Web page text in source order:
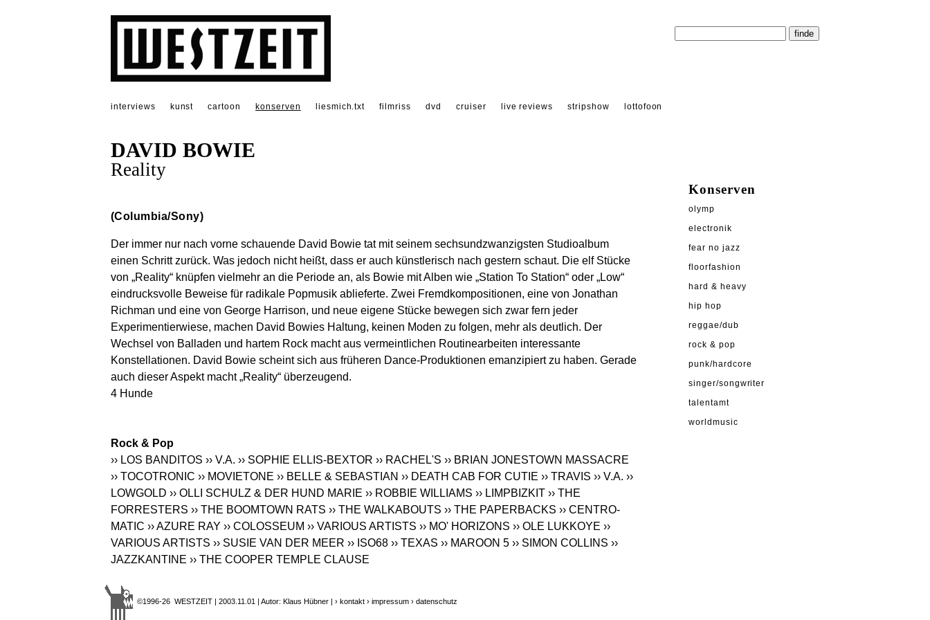
interviews kunst cartoon konserven liesmich.txt filmriss dvd cruiser live reviews stripshow lottofoon
DAVID BOWIE
Reality
(Columbia/Sony)
Der immer nur nach vorne schauende David Bowie tat mit seinem sechsundzwanzigsten Studioalbum
einen Schritt zurück. Was jedoch nicht heißt, dass er auch künstlerisch nach gestern schaut. Die elf Stücke
von „Reality“ knüpfen vielmehr an die Periode an, als Bowie mit Alben wie „Station To Station“ oder „Low“
eindrucksvolle Beweise für radikale Popmusik ablieferte. Zwei Fremdkompositionen, eine von Jonathan
Richman und eine von George Harrison, und neue eigene Stücke bewegen sich zwar fern jeder
Experimentierwiese, machen David Bowies Haltung, keinen Moden zu folgen, mehr als deutlich. Der
Wechsel von Balladen und hartem Rock macht aus vermeintlichen Routinearbeiten interessante
Konstellationen. David Bowie scheint sich aus früheren Dance-Produktionen emanzipiert zu haben. Gerade
auch dieser Aspekt macht „Reality“ überzeugend.
4 Hunde
Rock & Pop
›› LOS BANDITOS ›› V.A. ›› SOPHIE ELLIS-BEXTOR ›› RACHEL'S ›› BRIAN JONESTOWN MASSACRE
›› TOCOTRONIC ›› MOVIETONE ›› BELLE & SEBASTIAN ›› DEATH CAB FOR CUTIE ›› TRAVIS ›› V.A. ››
LOWGOLD ›› OLLI SCHULZ & DER HUND MARIE ›› ROBBIE WILLIAMS ›› LIMPBIZKIT ›› THE
FORRESTERS ›› THE BOOMTOWN RATS ›› THE WALKABOUTS ›› THE PAPERBACKS ›› CENTRO-
MATIC ›› AZURE RAY ›› COLOSSEUM ›› VARIOUS ARTISTS ›› MO' HORIZONS ›› OLE LUKKOYE ››
VARIOUS ARTISTS ›› SUSIE VAN DER MEER ›› ISO68 ›› TEXAS ›› MAROON 5 ›› SIMON COLLINS ››
JAZZKANTINE ›› THE COOPER TEMPLE CLAUSE
©1996-26 WESTZEIT | 2003.11.01 | Autor: Klaus Hübner | › kontakt › impressum › datenschutz
Konserven
olymp
electronik
fear no jazz
floorfashion
hard & heavy
hip hop
reggae/dub
rock & pop
punk/hardcore
singer/songwriter
talentamt
worldmusic